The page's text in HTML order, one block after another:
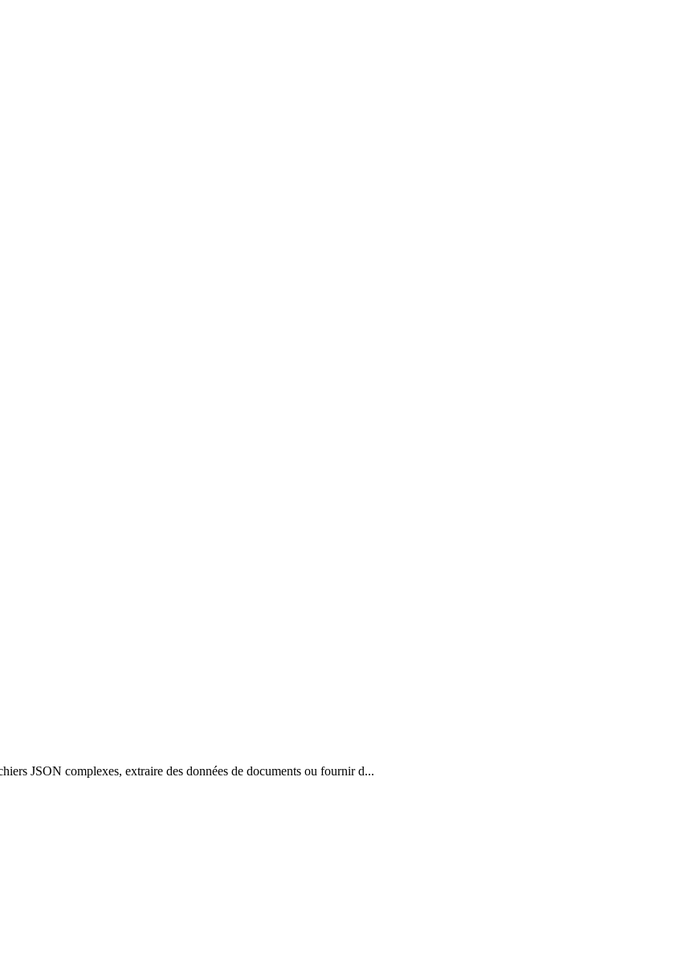
JSON complexes, extraire des données de documents ou fournir d...